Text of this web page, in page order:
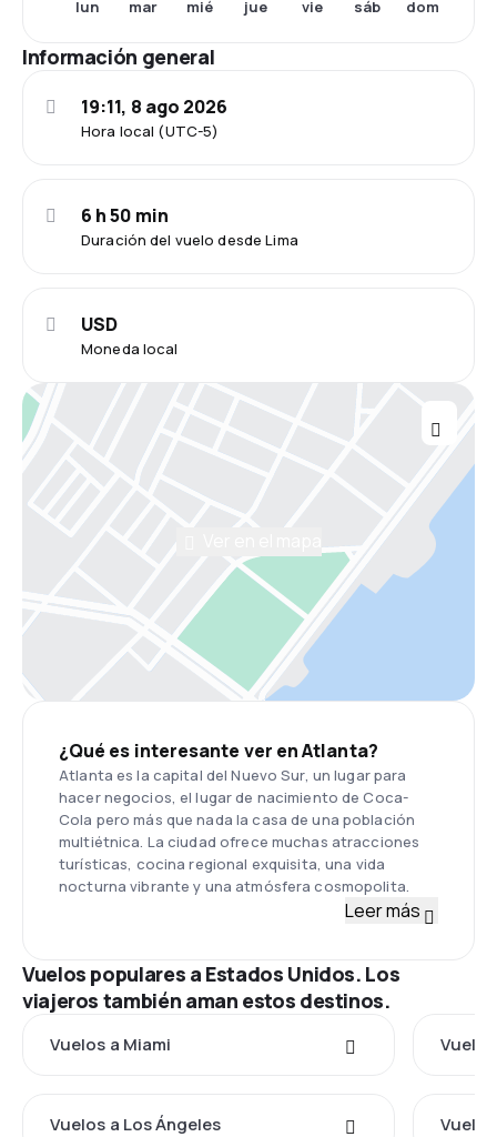
lun mar mié jue vie sáb dom
Información general
Hora local (UTC-5)
19:11, 8 ago 2026
Duración del vuelo desde Lima
6 h 50 min
Moneda local
USD
¿Qué es interesante ver en Atlanta?
Atlanta es la capital del Nuevo Sur, un lugar para
hacer negocios, el lugar de nacimiento de Coca-
Cola pero más que nada la casa de una población
multiétnica. La ciudad ofrece muchas atracciones
turísticas, cocina regional exquisita, una vida
nocturna vibrante y una atmósfera cosmopolita.
Leer más
Vuelos populares a Estados Unidos. Los
viajeros también aman estos destinos.
Vuelos a Miami
Vuelos a Los Ángeles